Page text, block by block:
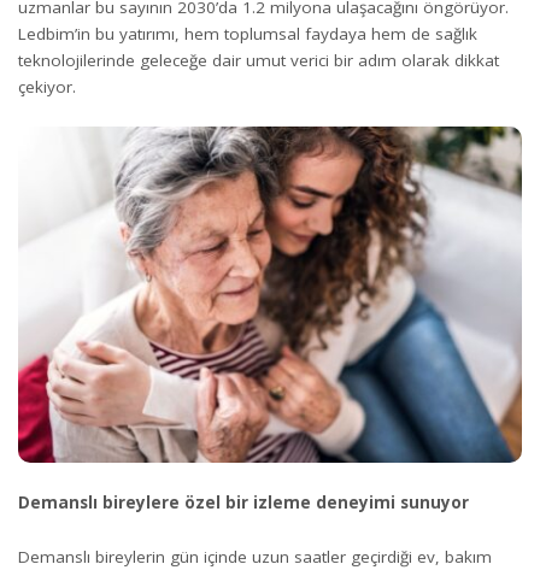
uzmanlar bu sayının 2030’da 1.2 milyona ulaşacağını öngörüyor.
Ledbim’in bu yatırımı, hem toplumsal faydaya hem de sağlık
teknolojilerinde geleceğe dair umut verici bir adım olarak dikkat
çekiyor.
Demanslı bireylere özel bir izleme deneyimi sunuyor
Demanslı bireylerin gün içinde uzun saatler geçirdiği ev, bakım